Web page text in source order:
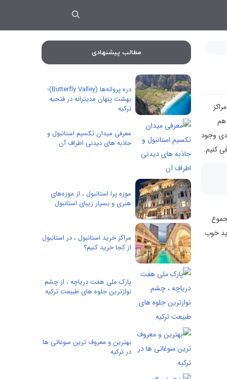
هم
وجود
کنیم.
خوب
مطالب پیشنهادی
دره پروانه‌ها (Butterfly Valley)؛
بهشت پنهان مدیترانه در فتحیه
ترکیه
معرفی میدان تکسیم استانبول و
جاذبه های دیدنی اطراف آن
موزه پرا استانبول ، از موزه‌های
هنری و بسیار زیبای استانبول
مراکز خرید استانبول ، در استانبول
از کجا خرید کنیم؟
پارک ملی هفت دریاچه ، از چشم
نوازترین جلوه های طبیعت ترکیه
بهترین و معروف ترین سوغاتی ها
در ترکیه